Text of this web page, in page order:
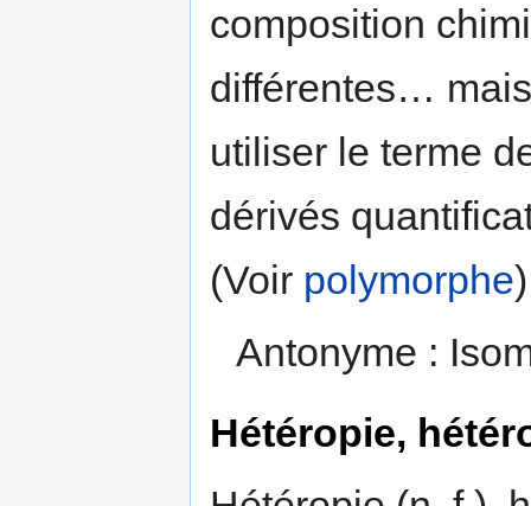
composition
différentes…
utiliser le terme
dérivés
(Voir polymorphe
Antonyme :
Hétéropie,